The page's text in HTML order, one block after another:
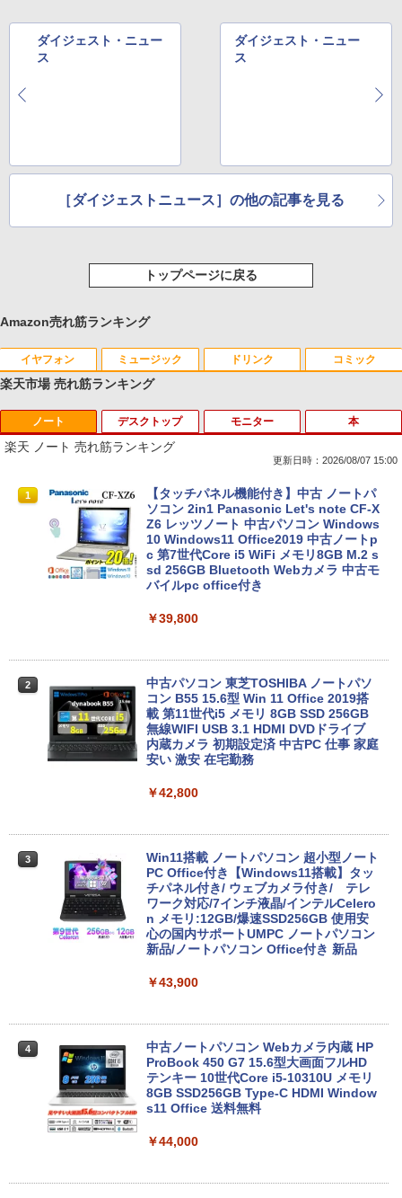
ダイジェスト・ニュー
ス
ダイジェスト・ニュー
ス
［ダイジェストニュース］の他の記事を見る
トップページに戻る
Amazon売れ筋ランキング
イヤフォン
Anker Soundcore P40i オフホワイト
￥7,990
Anker Soundcore P31i ブラック
￥5,990
￥14,990
【2026年アップグレード版】AOKIMI ワイヤ
軽量 ブルートゥースHi-Fi 最大36時間再生 ぶ
学/WEB会議(ホワイト)
￥1,964
Xiaomi シャオミ REDMI Buds 8 Lite ワイヤ
レスイヤホン Bluetooth 5.4 ノイズキャンセ
ミュージック
BRUCE WAYNE feat. Flo Milli, ATL Jacob
[Explicit]
BRUCE WAYNE feat. Flo Milli, ATL Jacob
[Explicit]
￥250
￥250
On My Road (Stadium ver.)
￥250
BUGS LIFE
￥250
ドリンク
【Amazon.co.jp限定】 い・ろ・は・す 2L P
ET ラベルレス ×8本
by Amazon 天然水 ラベルレス 500ml ×24本
富士山の天然水 バナジウム含有 水 ミネラル
ウォーター ペットボトル 静岡県産 500ミリリ
ットル (Smart Basic)
￥1,380
￥1,117
強炭酸水 ペットボトル 500ミリリットル (Sm
コカ・コーラ やかんの麦茶 from 爽健美茶 ラ
ベルレス 650mlPET×24本
￥2,009
コミック
薬屋のひとりごと 17巻 (デジタル版ビッグガ
ンガンコミックス)
異世界居酒屋「のぶ」(22) (角川コミックス・
エース)
￥832
￥594
HUNTER×HUNTER モノクロ版 39 (ジャンプ
スーパーの裏でヤニ吸うふたり 9巻 (デジタル
版ビッグガンガンコミックス)
￥810
楽天市場 売れ筋ランキング
ノート
楽天 ノート 売れ筋ランキング
更新日時：2026/08/07 15:00
1
【タッチパネル機能付き】中古 ノートパ
ソコン 2in1 Panasonic Let's note CF-X
Z6 レッツノート 中古パソコン Windows
10 Windows11 Office2019 中古ノートp
c 第7世代Core i5 WiFi メモリ8GB M.2 s
sd 256GB Bluetooth Webカメラ 中古モ
バイルpc office付き
￥39,800
2
中古パソコン 東芝TOSHIBA ノートパソ
コン B55 15.6型 Win 11 Office 2019搭
載 第11世代i5 メモリ 8GB SSD 256GB
無線WIFI USB 3.1 HDMI DVDドライブ
内蔵カメラ 初期設定済 中古PC 仕事 家庭
安い 激安 在宅勤務
￥42,800
3
Win11搭載 ノートパソコン 超小型ノート
PC Office付き【Windows11搭載】タッ
チパネル付き/ ウェブカメラ付き/ テレ
ワーク対応/7インチ液晶/インテルCelero
n メモリ:12GB/爆速SSD256GB 使用安
心の国内サポートUMPC ノートパソコン
新品/ノートパソコン Office付き 新品
￥43,900
4
中古ノートパソコン Webカメラ内蔵 HP
ProBook 450 G7 15.6型大画面フルHD
テンキー 10世代Core i5-10310U メモリ
8GB SSD256GB Type-C HDMI Window
s11 Office 送料無料
￥44,000
デスクトップ モニター 本